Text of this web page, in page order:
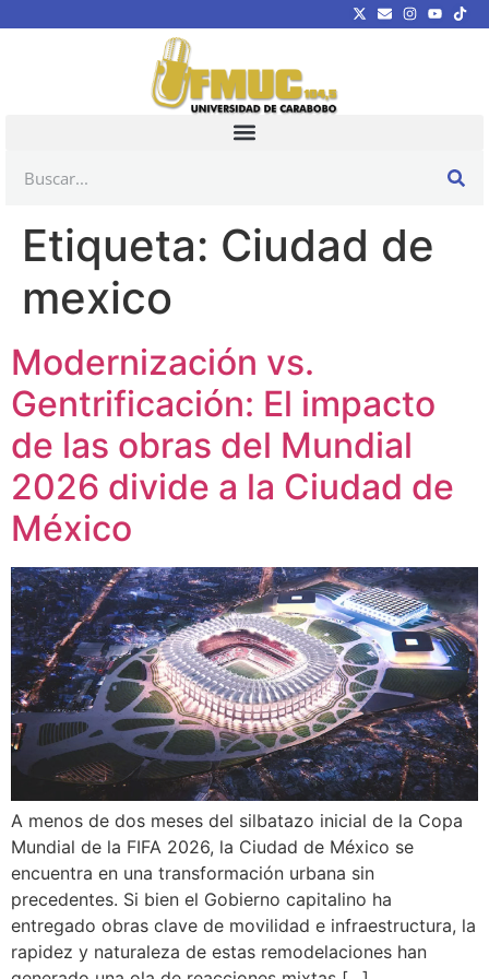
Etiqueta: Ciudad de
mexico
Modernización vs.
Gentrificación: El impacto
de las obras del Mundial
2026 divide a la Ciudad de
México
A menos de dos meses del silbatazo inicial de la Copa
Mundial de la FIFA 2026, la Ciudad de México se
encuentra en una transformación urbana sin
precedentes. Si bien el Gobierno capitalino ha
entregado obras clave de movilidad e infraestructura, la
rapidez y naturaleza de estas remodelaciones han